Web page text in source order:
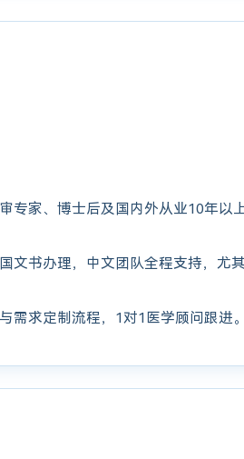
专家、博士后及国内外从业10年以
文书办理，中文团队全程支持，尤
需求定制流程，1对1医学顾问跟进。